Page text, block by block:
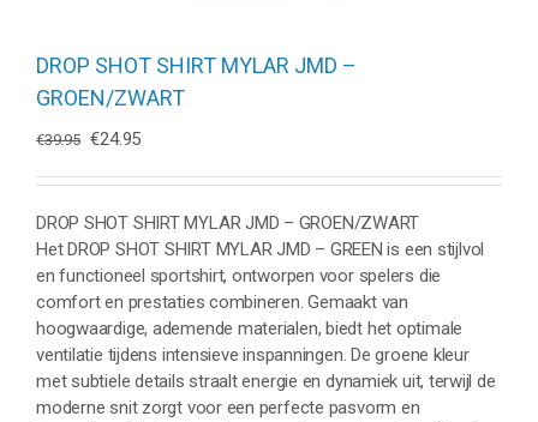
DROP SHOT SHIRT MYLAR JMD –
GROEN/ZWART
€39.95 Oorspronkelijke
was:
€39.95.
€24.95Huidige
is:
€24.95.
DROP SHOT SHIRT MYLAR JMD – GROEN/ZWART
Het DROP SHOT SHIRT MYLAR JMD – GREEN is een stijlvol
en functioneel sportshirt, ontworpen voor spelers die
comfort en prestaties combineren. Gemaakt van
hoogwaardige, ademende materialen, biedt het optimale
ventilatie tijdens intensieve inspanningen. De groene kleur
met subtiele details straalt energie en dynamiek uit, terwijl de
moderne snit zorgt voor een perfecte pasvorm en